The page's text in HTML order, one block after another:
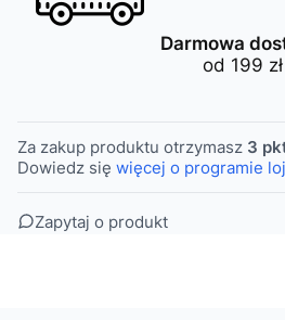
Darmowa
od 199 zł
Za zakup produktu otrzymasz 3
Dowiedz się więcej o programie
Zapytaj o produkt